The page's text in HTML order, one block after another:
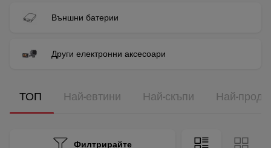
Външни батерии
Други електронни аксесоари
ТОП Най-евтини Най-скъпи Най-
Филтрирайте